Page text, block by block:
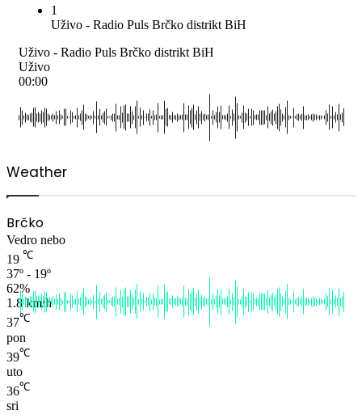
1
Uživo - Radio Puls Brčko distrikt BiH
Uživo - Radio Puls Brčko distrikt BiH
Uživo
00:00
Weather
Brčko
Vedro nebo
19 ℃
37º - 19º
62%
1.8 km/h
37℃
pon
39℃
uto
36℃
sri